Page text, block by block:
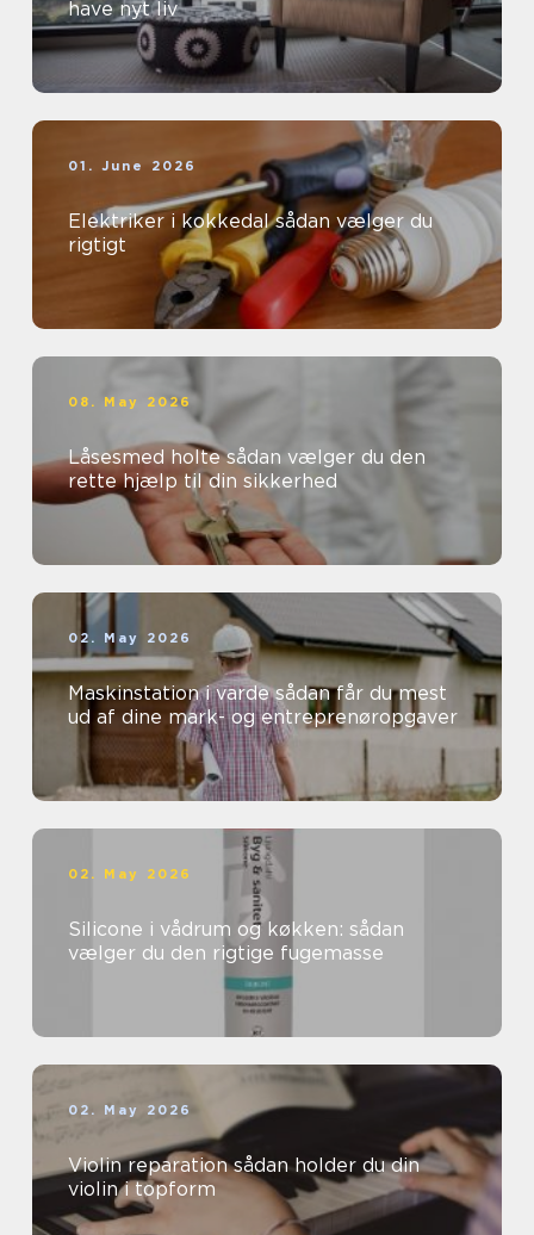
have nyt liv
01. June 2026
Elektriker i kokkedal sådan vælger du
rigtigt
08. May 2026
Låsesmed holte sådan vælger du den
rette hjælp til din sikkerhed
02. May 2026
Maskinstation i varde sådan får du mest
ud af dine mark- og entreprenøropgaver
02. May 2026
Silicone i vådrum og køkken: sådan
vælger du den rigtige fugemasse
02. May 2026
Violin reparation sådan holder du din
violin i topform